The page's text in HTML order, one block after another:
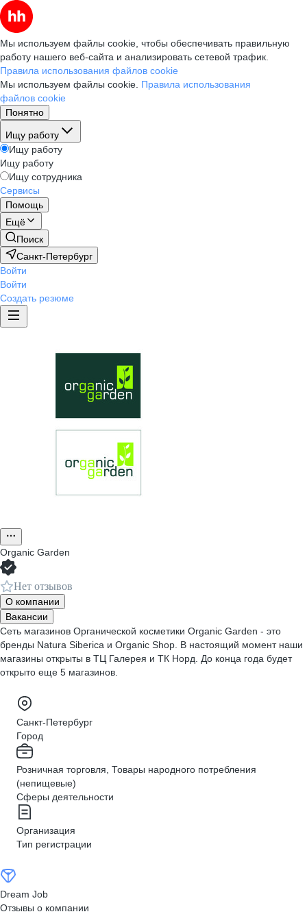
Мы используем файлы cookie, чтобы обеспечивать правильную
работу нашего веб-сайта и анализировать сетевой трафик.
Правила использования файлов cookie
Мы используем файлы cookie. Правила использования
файлов cookie
Понятно
Ищу работу
Ищу работу
Ищу работу
Ищу сотрудника
Сервисы
Помощь
Ещё
Поиск
Санкт-Петербург
Войти
Войти
Создать резюме
Organic Garden
Нет отзывов
О компании
Вакансии
Сеть магазинов Органической косметики Organic Garden - это
бренды Natura Siberica и Organic Shop. В настоящий момент наши
магазины открыты в ТЦ Галерея и ТК Норд. До конца года будет
открыто еще 5 магазинов.
Санкт-Петербург
Город
Розничная торговля, Товары народного потребления
(непищевые)
Сферы деятельности
Организация
Тип регистрации
Dream Job
Отзывы о компании